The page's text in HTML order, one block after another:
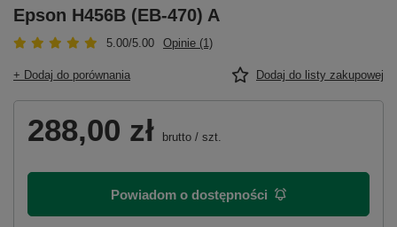
Epson H456B (EB-470) A
5.00/5.00 Opinie (1)
+ Dodaj do porównania Dodaj do listy zakupowej
288,00 zł brutto / szt.
Powiadom o dostępności